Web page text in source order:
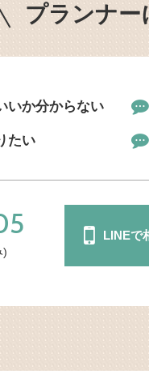
プランナー
いか分からない
たい
)
LINEで